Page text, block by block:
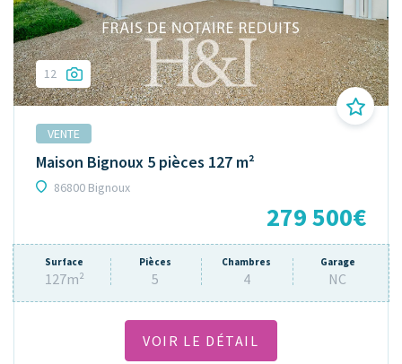
12
VENTE
Maison Bignoux 5 pièces 127 m²
86800 Bignoux
279 500€
Surface
127m²
Pièces
5
Chambres
4
Garage
NC
VOIR LE DÉTAIL